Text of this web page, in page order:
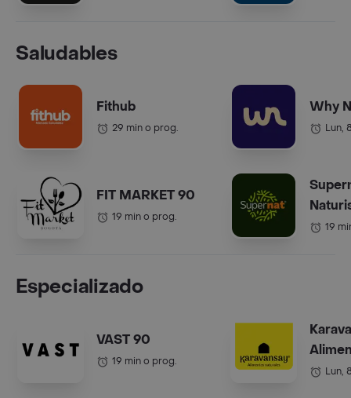
Saludables
Fithub
29 min o prog.
FIT MARKET 90
19 min o prog.
Why
Lun,
19
Especializado
VAST 90
19 min o prog.
Lun,